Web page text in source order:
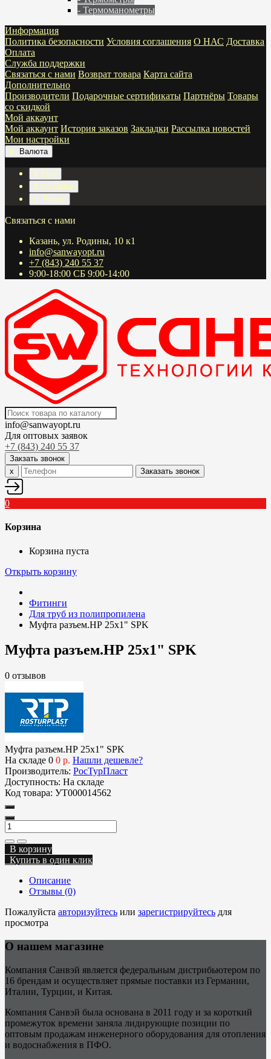
- Термоманометры
Информация
Политика безопасности Условия соглашения О НАС Доставка
Оплата
Служба поддержки
Связаться с нами Возврат товара Карта сайта
Дополнительно
Производители Подарочные сертификаты Партнёры Товары
со скидкой
Мой аккаунт
Мой аккаунт История заказов Закладки Рассылка новостей
Мои настройки
р. Валюта
€ Euro
$ US Dollar
р. Рубль
Связаться с нами
Казань, ул. Родины, 10 к1
info@sanwayopt.ru
+7 (843) 240 55 37
9:00-18:00 СБ 9:00-14:00
info@sanwayopt.ru
Для оптовых заявок
+7 (843) 240 55 37
Закзать звонок
x
Заказать звонок
0
Корзина
Корзина пуста
Открыть корзину
Фитинги
Для труб из полипропилена
Муфта разъем.НР 25х1" SPK
Муфта разъем.НР 25х1" SPK
0 отзывов
Муфта разъем.НР 25х1" SPK
На складе 0 0 р. Нашли дешевле?
Производитель: РосТурПласт
Доступность: На складе
Код товара: УТ000014562
В корзину
Купить в один клик
Описание
Отзывы (0)
Пожалуйста авторизуйтесь или зарегистрируйтесь для
просмотра
О нашем магазине
Компания Санвэй является федеральным дистрибьютером по
16 брендам и осуществляет прямые поставки из Германии,
Италии, Турции, и Китая.
Компания Санвэй была основана в 2011 году и за короткий
промежуток времени заняла лидирующие позиции по
оптовым продажам инженерного оборудования для отопления
и водоснабжения в ПФО.